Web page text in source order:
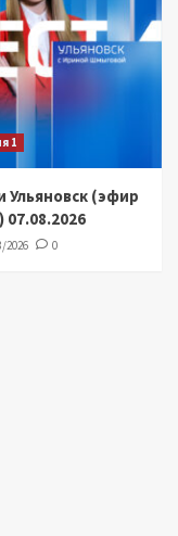
1
Ульяновск (эфир
07.08.2026
2026 0